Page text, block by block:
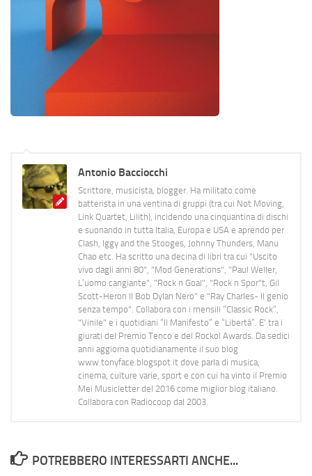
Antonio Bacciocchi
Scrittore, musicista, blogger. Ha militato come
batterista in una ventina di gruppi (tra cui Not Moving,
Link Quartet, Lilith), incidendo una cinquantina di dischi
e suonando in tutta Italia, Europa e USA e aprendo per
Clash, Iggy and the Stooges, Johnny Thunders, Manu
Chao etc. Ha scritto una decina di libri tra cui "Uscito
vivo dagli anni 80", "Mod Generations", "Paul Weller,
L’uomo cangiante", "Rock n Goal", "Rock n Spor"t, Gil
Scott-Heron Il Bob Dylan Nero" e "Ray Charles- Il genio
senza tempo". Collabora con i mensili “Classic Rock”,
"Vinile" e i quotidiani “Il Manifesto” e “Libertà”. E' tra i
giurati del Premio Tenco e del Rockol Awards. Da sedici
anni aggiorna quotidianamente il suo blog
www.tonyface.blogspot.it dove parla di musica,
cinema, culture varie, sport e con cui ha vinto il Premio
Mei Musicletter del 2016 come miglior blog italiano.
Collabora con Radiocoop dal 2003.
POTREBBERO INTERESSARTI ANCHE...